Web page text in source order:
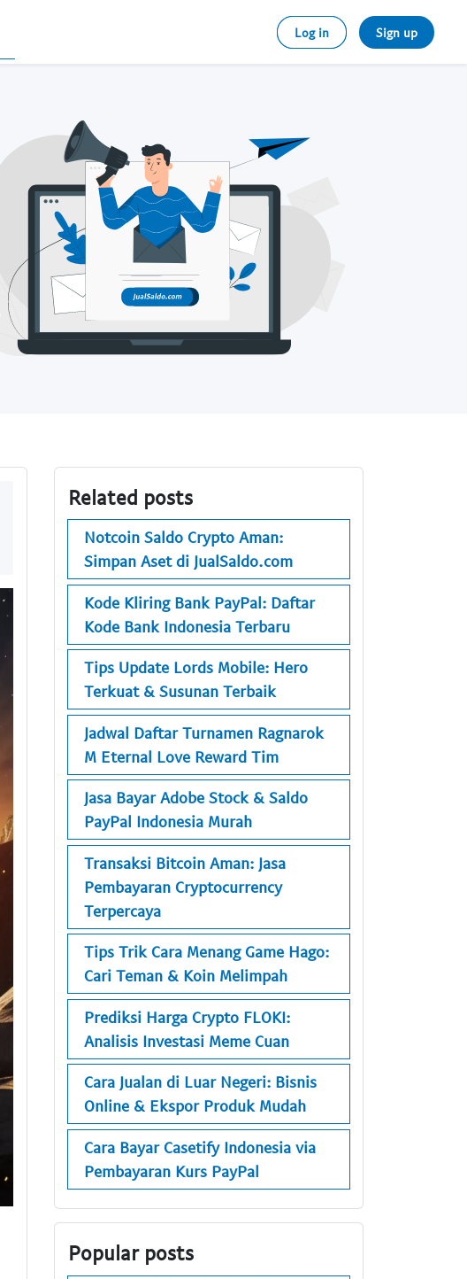
Log in Sign up
Related posts
Notcoin Saldo Crypto Aman:
Simpan Aset di JualSaldo.com
Kode Kliring Bank PayPal: Daftar
Kode Bank Indonesia Terbaru
Tips Update Lords Mobile: Hero
Terkuat & Susunan Terbaik
Jadwal Daftar Turnamen Ragnarok
M Eternal Love Reward Tim
Jasa Bayar Adobe Stock & Saldo
PayPal Indonesia Murah
Transaksi Bitcoin Aman: Jasa
Pembayaran Cryptocurrency
Terpercaya
Tips Trik Cara Menang Game Hago:
Cari Teman & Koin Melimpah
Prediksi Harga Crypto FLOKI:
Analisis Investasi Meme Cuan
Cara Jualan di Luar Negeri: Bisnis
Online & Ekspor Produk Mudah
Cara Bayar Casetify Indonesia via
Pembayaran Kurs PayPal
Popular posts